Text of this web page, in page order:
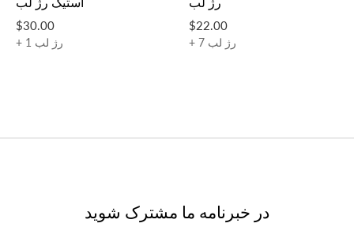
$30.00
+ 1 رژ لب
$22.00
+ 7 رژ لب
در خبرنامه ما مشترک شوید